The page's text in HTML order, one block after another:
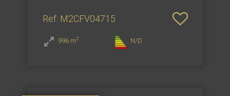
Ref: M2CFV04715
996 m2 N/D